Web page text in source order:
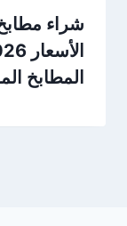
شراء
المطابخ